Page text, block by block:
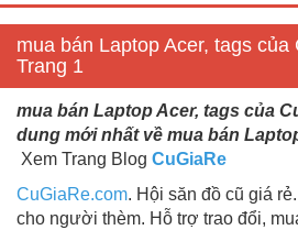
mua bán Laptop Acer, tags của
Trang 1
mua bán Laptop Acer, tags của
dung mới nhất về mua bán
Xem Trang Blog CuGiaRe
CuGiaRe.com. Hội săn đồ cũ giá
cho người thèm. Hỗ trợ trao đổi,